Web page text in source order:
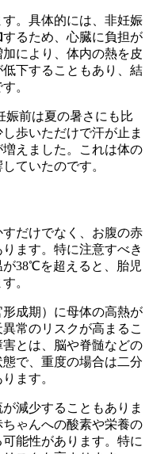
。具体的には、非妊娠
するため、心臓に負担が
により、体内の熱を皮
下することもあり、結
。
娠前は夏の暑さにも比
歩いただけで汗が止ま
えました。これは体の
ていたのです。
だけでなく、お腹の赤
ます。特に注意すべき
38℃を超えると、胎児
。
成期）に母体の高熱が
常のリスクが高まるこ
とは、脳や脊髄などの
で、重度の場合は二分
ます。
減少することもありま
ゃんへの酸素や栄養の
能性があります。特に